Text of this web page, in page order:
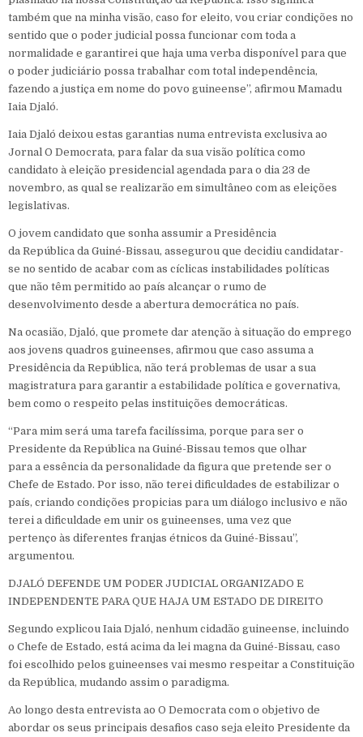
também que na minha visão, caso for eleito, vou criar condições no
sentido que o poder judicial possa funcionar com toda a
normalidade e garantirei que haja uma verba disponível para que
o poder judiciário possa trabalhar com total independência,
fazendo a justiça em nome do povo guineense”, afirmou Mamadu
Iaia Djaló.
Iaia Djaló deixou estas garantias numa entrevista exclusiva ao
Jornal O Democrata, para falar da sua visão política como
candidato à eleição presidencial agendada para o dia 23 de
novembro, as qual se realizarão em simultâneo com as eleições
legislativas.
O jovem candidato que sonha assumir a Presidência
da República da Guiné-Bissau, assegurou que decidiu candidatar-
se no sentido de acabar com as cíclicas instabilidades políticas
que não têm permitido ao país alcançar o rumo de
desenvolvimento desde a abertura democrática no país.
Na ocasião, Djaló, que promete dar atenção à situação do emprego
aos jovens quadros guineenses, afirmou que caso assuma a
Presidência da República, não terá problemas de usar a sua
magistratura para garantir a estabilidade política e governativa,
bem como o respeito pelas instituições democráticas.
“Para mim será uma tarefa facilíssima, porque para ser o
Presidente da República na Guiné-Bissau temos que olhar
para a essência da personalidade da figura que pretende ser o
Chefe de Estado. Por isso, não terei dificuldades de estabilizar o
país, criando condições propicias para um diálogo inclusivo e não
terei a dificuldade em unir os guineenses, uma vez que
pertenço às diferentes franjas étnicos da Guiné-Bissau”,
argumentou.
DJALÓ DEFENDE UM PODER JUDICIAL ORGANIZADO E
INDEPENDENTE PARA QUE HAJA UM ESTADO DE DIREITO
Segundo explicou Iaia Djaló, nenhum cidadão guineense, incluindo
o Chefe de Estado, está acima da lei magna da Guiné-Bissau, caso
foi escolhido pelos guineenses vai mesmo respeitar a Constituição
da República, mudando assim o paradigma.
Ao longo desta entrevista ao O Democrata com o objetivo de
abordar os seus principais desafios caso seja eleito Presidente da